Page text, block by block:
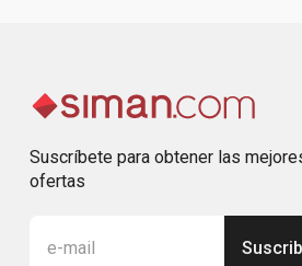
Suscríbete para obtener las
ofertas